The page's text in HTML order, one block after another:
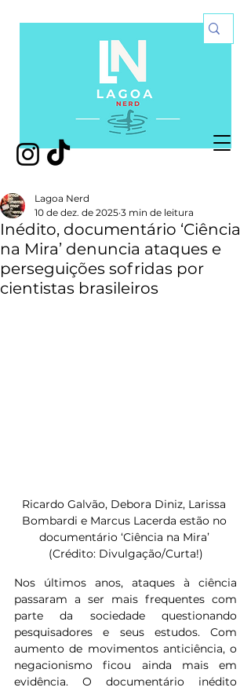
Inédito, documentário ‘Ciência
na Mira’ denuncia ataques e
perseguições sofridas por
cientistas brasileiros
Lagoa Nerd
10 de dez. de 2025 3 min de leitura
Ricardo Galvão, Debora Diniz, Larissa
Bombardi e Marcus Lacerda estão no
documentário ‘Ciência na Mira’
(Crédito: Divulgação/Curta!)
Nos últimos anos, ataques à ciência
passaram a ser mais frequentes com
parte da sociedade questionando
pesquisadores e seus estudos. Com
aumento de movimentos anticiência, o
negacionismo ficou ainda mais em